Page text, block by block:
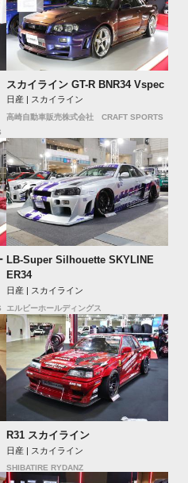
スカイライン GT-R BNR34 Vspec
日産 | スカイライン
高崎自動車販売株式会社 CRAFT SPORTS
LB-Super Silhouette SKYLINE
ER34
日産 | スカイライン
エルビーホールディングス
R31 スカイライン
日産 | スカイライン
SHIBATIRE RYDANZ